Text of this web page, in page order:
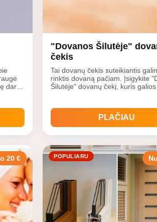
dar
"Dovanos Šilutėje"
čekis
Tai dovanų čekis suteikiantis
rinktis dovaną pačiam. Įsigykite
Šilutėje" dovanų čekį, kuris
PLAČIAU
20 € POPULIARU